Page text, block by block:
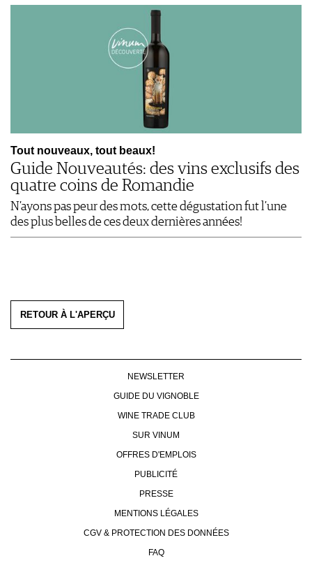
Tout nouveaux, tout beaux!
Guide Nouveautés: des vins exclusifs des
quatre coins de Romandie
N’ayons pas peur des mots, cette dégustation fut l’une
des plus belles de ces deux dernières années!
RETOUR À L'APERÇU
NEWSLETTER
GUIDE DU VIGNOBLE
WINE TRADE CLUB
SUR VINUM
OFFRES D'EMPLOIS
PUBLICITÉ
PRESSE
MENTIONS LÉGALES
CGV & PROTECTION DES DONNÉES
FAQ